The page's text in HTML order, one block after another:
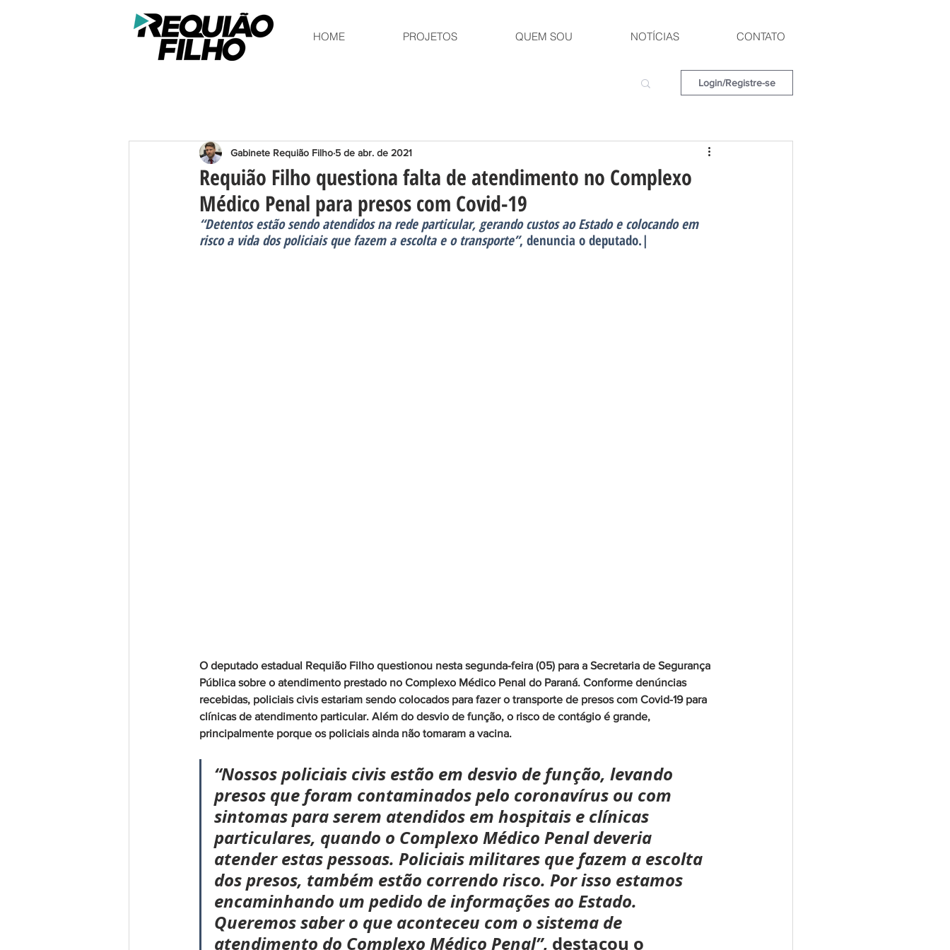
HOME PROJETOS QUEM SOU NOTÍCIAS CONTATO
Login/Registre-se
Requião Filho questiona falta de atendimento no Complexo
Médico Penal para presos com Covid-19
Gabinete Requião Filho 5 de abr. de 2021
“Detentos estão sendo atendidos na rede particular, gerando custos ao Estado e colocando em
risco a vida dos policiais que fazem a escolta e o transporte”, denuncia o deputado.|
O deputado estadual Requião Filho questionou nesta segunda-feira (05) para a Secretaria de Segurança
Pública sobre o atendimento prestado no Complexo Médico Penal do Paraná. Conforme denúncias
recebidas, policiais civis estariam sendo colocados para fazer o transporte de presos com Covid-19 para
clínicas de atendimento particular. Além do desvio de função, o risco de contágio é grande,
principalmente porque os policiais ainda não tomaram a vacina.
“Nossos policiais civis estão em desvio de função, levando
presos que foram contaminados pelo coronavírus ou com
sintomas para serem atendidos em hospitais e clínicas
particulares, quando o Complexo Médico Penal deveria
atender estas pessoas. Policiais militares que fazem a escolta
dos presos, também estão correndo risco. Por isso estamos
encaminhando um pedido de informações ao Estado.
Queremos saber o que aconteceu com o sistema de
atendimento do Complexo Médico Penal”, destacou o